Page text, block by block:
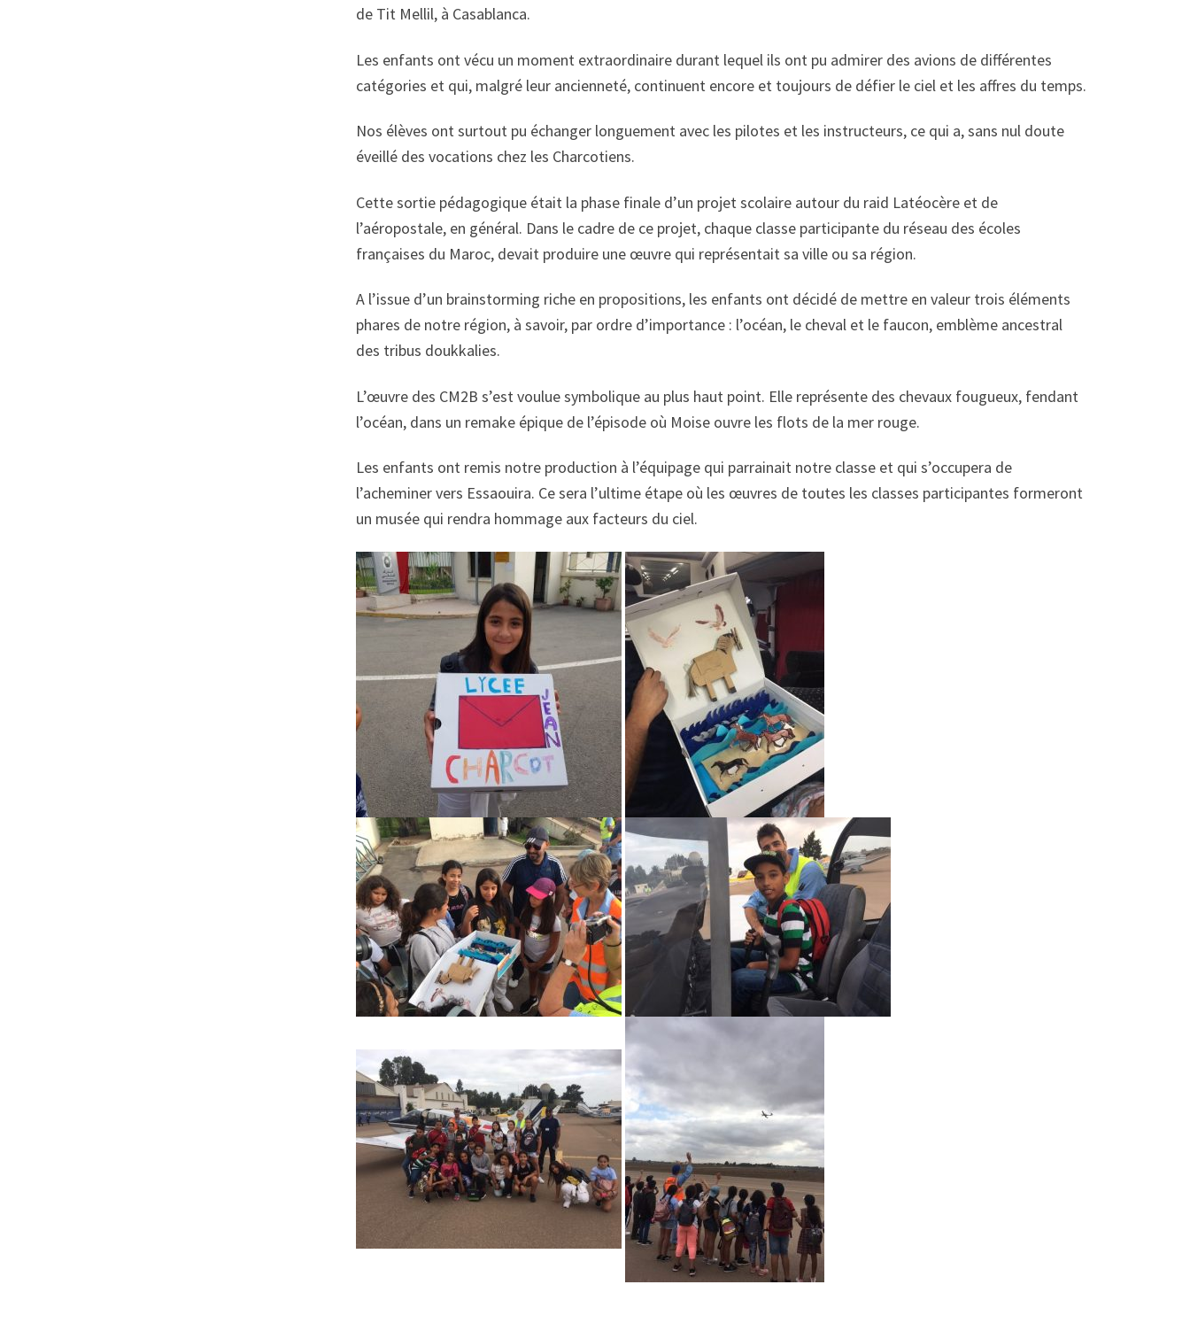
de Tit Mellil, à Casablanca.
Les enfants ont vécu un moment extraordinaire durant lequel ils ont pu admirer des avions de différentes
catégories et qui, malgré leur ancienneté, continuent encore et toujours de défier le ciel et les affres du temps.
Nos élèves ont surtout pu échanger longuement avec les pilotes et les instructeurs, ce qui a, sans nul doute
éveillé des vocations chez les Charcotiens.
Cette sortie pédagogique était la phase finale d’un projet scolaire autour du raid Latéocère et de
l’aéropostale, en général. Dans le cadre de ce projet, chaque classe participante du réseau des écoles
françaises du Maroc, devait produire une œuvre qui représentait sa ville ou sa région.
A l’issue d’un brainstorming riche en propositions, les enfants ont décidé de mettre en valeur trois éléments
phares de notre région, à savoir, par ordre d’importance : l’océan, le cheval et le faucon, emblème ancestral
des tribus doukkalies.
L’œuvre des CM2B s’est voulue symbolique au plus haut point. Elle représente des chevaux fougueux, fendant
l’océan, dans un remake épique de l’épisode où Moise ouvre les flots de la mer rouge.
Les enfants ont remis notre production à l’équipage qui parrainait notre classe et qui s’occupera de
l’acheminer vers Essaouira. Ce sera l’ultime étape où les œuvres de toutes les classes participantes formeront
un musée qui rendra hommage aux facteurs du ciel.